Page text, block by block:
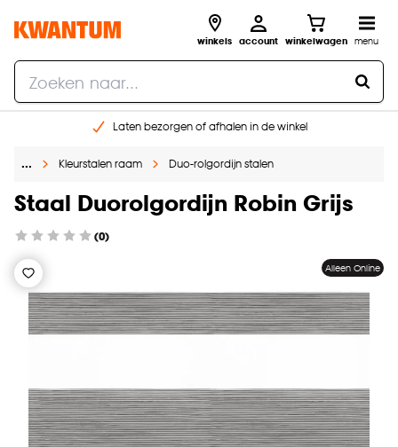
winkels account winkelwagen menu
Laten bezorgen of afhalen in de winkel
Gratis raam advies en inmeten aan huis
… Kleurstalen raam Duo-rolgordijn stalen
Staal Duorolgordijn Robin Grijs
(0)
Alleen Online